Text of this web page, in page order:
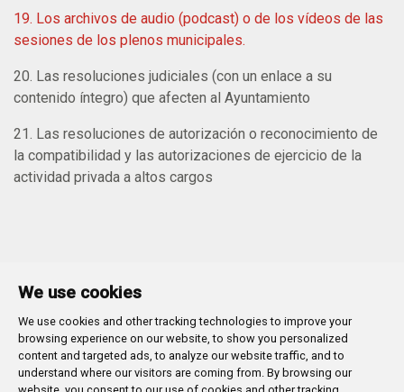
We use cookies
We use cookies and other tracking technologies to improve your
browsing experience on our website, to show you personalized
content and targeted ads, to analyze our website traffic, and to
understand where our visitors are coming from. By browsing our
19. Los archivos de audio (podcast) o de los vídeos de las
sesiones de los plenos municipales.
20. Las resoluciones judiciales (con un enlace a su
contenido íntegro) que afecten al Ayuntamiento
21. Las resoluciones de autorización o reconocimiento de
la compatibilidad y las autorizaciones de ejercicio de la
actividad privada a altos cargos
Plaza Mayor 1 - 09071BURGOS
947 288 800 CIF: P-0906100-C
CONTACTO | AVISOS, QUEJAS Y SUGERENCIAS